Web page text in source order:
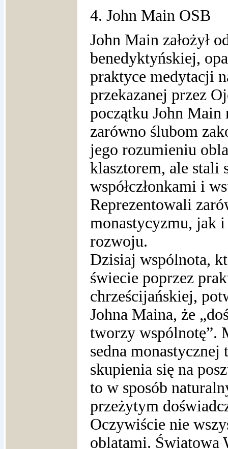
4. John Main OSB
John Main założył
benedyktyńskiej,
praktyce medytacji
przekazanej przez
początku John Main
zarówno ślubom
jego rozumieniu
klasztorem, ale stali
współczłonkami i
Reprezentowali
monastycyzmu, jak
rozwoju.
Dzisiaj wspólnota,
świecie poprzez
chrześcijańskiej,
Johna Maina, że
tworzy wspólnotę”.
sedna monastycznej
skupienia się na
to w sposób
przeżytym
Oczywiście nie
oblatami. Światowa